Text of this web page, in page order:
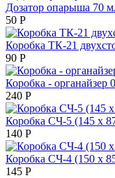
Дозатор опарыша 70
50 Р
Коробка ТК-21
90 Р
Коробка - органайзер
240 Р
Коробка СЧ-5 (145 х
140 Р
Коробка СЧ-4 (150 х
145 Р